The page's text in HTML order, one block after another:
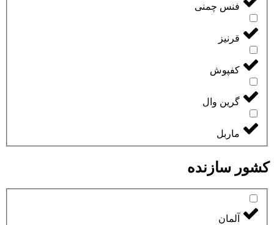
فنس چمنی
قرنیز
کفپوش
گرین وال
ماربل
کشور سازنده
آلمان